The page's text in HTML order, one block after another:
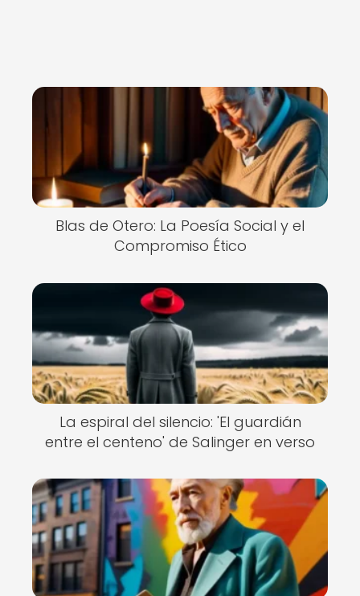
Blas de Otero: La Poesía Social y el
Compromiso Ético
La espiral del silencio: 'El guardián
entre el centeno' de Salinger en verso